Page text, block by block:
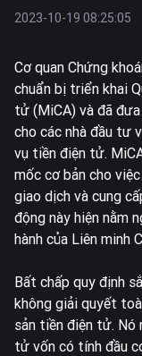
2023-10-19 08:25:05
Cơ quan Chứng
chuẩn bị triển khai
tử (MiCA) và đã
cho các nhà đầu tư
vụ tiền điện tử.
mốc cơ bản cho
giao dịch và cung
động này hiện nằm
hành của Liên minh
Bất chấp quy định
không giải quyết
sản tiền điện tử. Nó
tử vốn có tính đầu